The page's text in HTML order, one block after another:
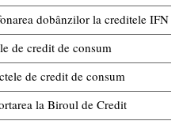
dobânzilor la creditele IFN
de credit de consum
de credit de consum
la Biroul de Credit